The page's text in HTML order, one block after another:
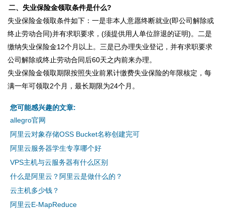
二、失业保险金领取条件是什么?
失业保险金领取条件如下：一是非本人意愿终断就业(即公司解除或
终止劳动合同)并有求职要求，(须提供用人单位辞退的证明)。二是
缴纳失业保险金12个月以上。三是已办理失业登记，并有求职要求
公司解除或终止劳动合同后60天之内前来办理。
失业保险金领取期限按照失业前累计缴费失业保险的年限核定，每
满一年可领取2个月，最长期限为24个月。
您可能感兴趣的文章:
allegro官网
阿里云对象存储OSS Bucket名称创建完可
阿里云服务器学生专享哪个好
VPS主机与云服务器有什么区别
什么是阿里云？阿里云是做什么的？
云主机多少钱？
阿里云E-MapReduce